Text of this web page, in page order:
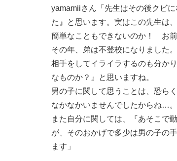
yamamiiさん「先生はその後クビ
た』と思います。実はこの先生は
簡単なこともできないのか！ お
その年、弟は不登校になりました
相手をしてイライラするのも分か
なものか？』と思いますね。
男の子に関して思うことは、恐ら
なかなかいませんでしたからね…
また自分に関しては、『あそこで
が、そのおかげで多少は男の子の
ます」